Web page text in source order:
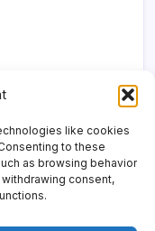
like cookies
to these
as browsing behavior
consent,